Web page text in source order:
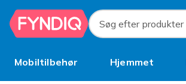
Spring til hovedindhold
Søg efter produkter
Mobiltilbehør Hjemmet